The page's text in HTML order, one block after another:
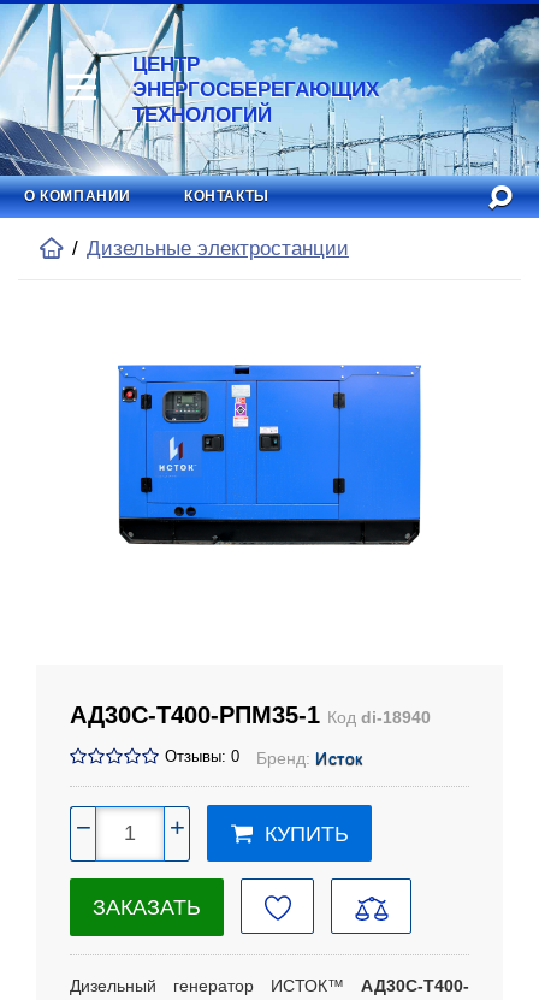
ЦЕНТР
ЭНЕРГОСБЕРЕГАЮЩИХ
ТЕХНОЛОГИЙ
О КОМПАНИИ КОНТАКТЫ
Дизельные электростанции
АД30С-Т400-РПМ35-1 Код di-18940
Отзывы: 0 Бренд: Исток
− + КУПИТЬ
ЗАКАЗАТЬ
Дизельный генератор ИСТОК™ АД30С-Т400-